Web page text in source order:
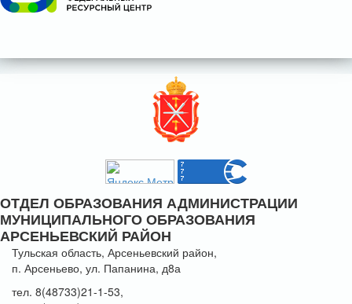
ОТДЕЛ ОБРАЗОВАНИЯ АДМИНИСТРАЦИИ
МУНИЦИПАЛЬНОГО ОБРАЗОВАНИЯ
АРСЕНЬЕВСКИЙ РАЙОН
Тульская область, Арсеньевский район,
п. Арсеньево, ул. Папанина, д8а
тел. 8(48733)21-1-53,